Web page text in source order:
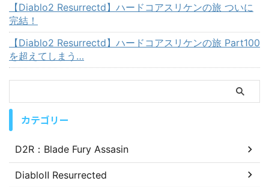
【Diablo2 Resurrectd】ハードコアスリケンの旅 ついに
完結！
【Diablo2 Resurrectd】ハードコアスリケンの旅 Part100
を超えてしまう…
カテゴリー
D2R：Blade Fury Assasin
DiabloⅡ Resurrected